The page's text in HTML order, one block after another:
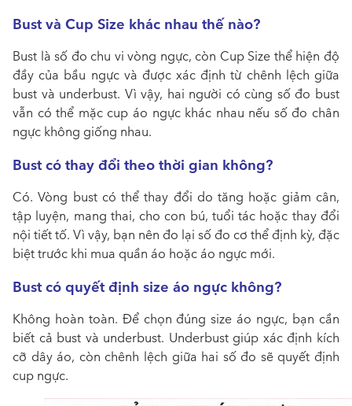
Bust và Cup Size khác nhau thế nào?
Bust là số đo chu vi vòng ngực, còn Cup Size thể hiện độ
đầy của bầu ngực và được xác định từ chênh lệch giữa
bust và underbust. Vì vậy, hai người có cùng số đo bust
vẫn có thể mặc cup áo ngực khác nhau nếu số đo chân
ngực không giống nhau.
Bust có thay đổi theo thời gian không?
Có. Vòng bust có thể thay đổi do tăng hoặc giảm cân,
tập luyện, mang thai, cho con bú, tuổi tác hoặc thay đổi
nội tiết tố. Vì vậy, bạn nên đo lại số đo cơ thể định kỳ, đặc
biệt trước khi mua quần áo hoặc áo ngực mới.
Bust có quyết định size áo ngực không?
Không hoàn toàn. Để chọn đúng size áo ngực, bạn cần
biết cả bust và underbust. Underbust giúp xác định kích
cỡ dây áo, còn chênh lệch giữa hai số đo sẽ quyết định
cup ngực.